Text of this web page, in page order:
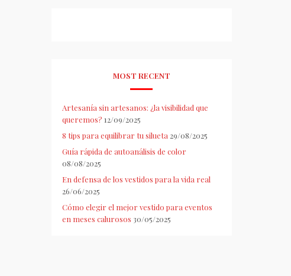
MOST RECENT
Artesanía sin artesanos: ¿la visibilidad que
queremos? 12/09/2025
8 tips para equilibrar tu silueta 29/08/2025
Guía rápida de autoanálisis de color
08/08/2025
En defensa de los vestidos para la vida real
26/06/2025
Cómo elegir el mejor vestido para eventos
en meses calurosos 30/05/2025